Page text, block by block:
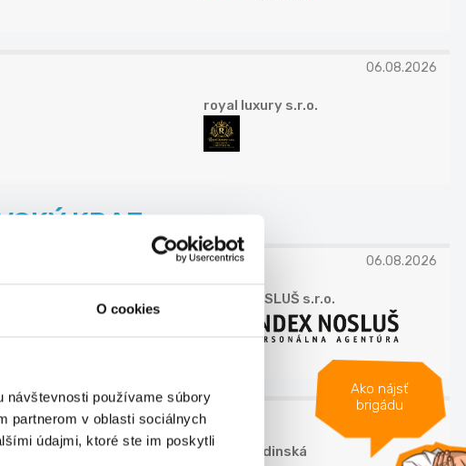
O cookies
návštevnosti používame súbory
partnerom v oblasti sociálnych
údajmi, ktoré ste im poskytli
Ako nájsť
brigádu
06.08.2026
royal luxury s.r.o.
KRAJ
06.08.2026
INDEX NOSLUŠ s.r.o.
30.07.2026
Petra Budinská